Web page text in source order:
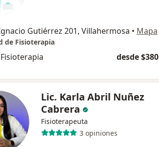
Gutiérrez 201, Villahermosa • Mapa
de Fisioterapia
desde $380
Lic. Karla Abril Nuñez
Cabrera
Fisioterapeuta
3 opiniones